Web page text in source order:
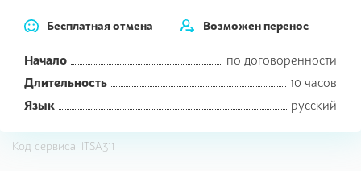
Бесплатная отмена Возможен перенос
Начало
по договоренности
Длительность
10 часов
Язык
русский
Код сервиса: ITSA311